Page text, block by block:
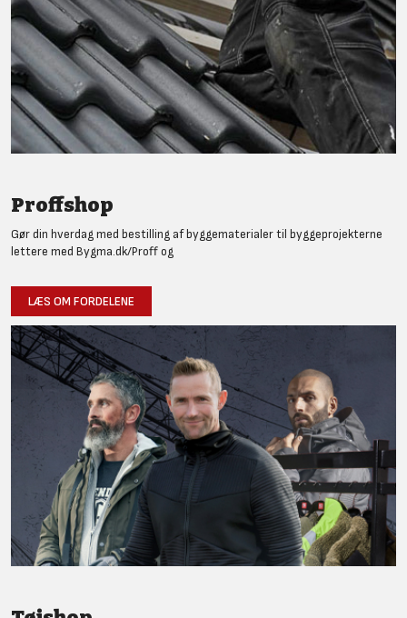
Proffshop
Gør din hverdag med bestilling af byggematerialer til byggeprojekterne
lettere med Bygma.dk/Proff og
LÆS OM FORDELENE